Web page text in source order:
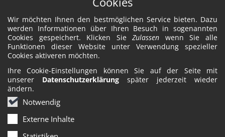
Wir möchten Ihnen den bestmöglichen Service bieten. Dazu
werden Informationen über Ihren Besuch in sogenannten
Cookies gespeichert. Klicken SieZulassen wenn Sie alle
Funktionen dieser Website unter Verwendung spezieller
Cookies aktiveren möchten.
Ihre Cookie-Einstellungen können Sie auf der Seite mit
unserer Datenschutzerklärung später jederzeit wieder
ändern.
Notwendig
Externe Inhalte